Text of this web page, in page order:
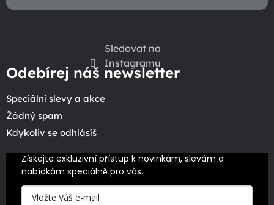
Sledovat na
Instagramu
Odebírej náš newsletter
Speciální slevy a akce
Žádný spam
Kdykoliv se odhlásíš
Získejte exkluzivní přístup k novinkám, slevám a
nabídkám speciálně pro vás.